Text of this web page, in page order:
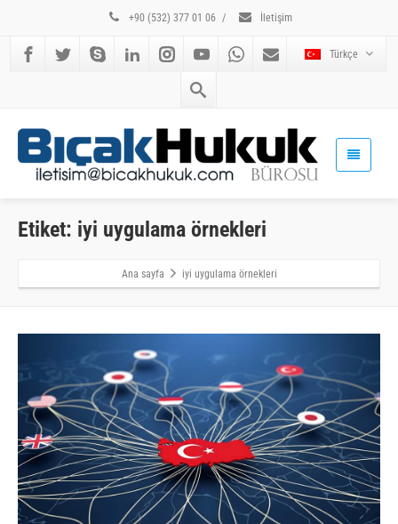
+90 (532) 377 01 06 / İletişim
Türkçe
Etiket: iyi uygulama örnekleri
Ana sayfa iyi uygulama örnekleri